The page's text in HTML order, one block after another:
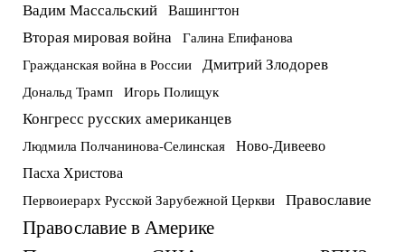
Вадим Массальский Вашингтон
Вторая мировая война Галина Епифанова
Гражданская война в России Дмитрий Злодорев
Дональд Трамп Игорь Полищук
Конгресс русских американцев
Людмила Полчанинова-Селинская Ново-Дивеево
Пасха Христова
Первоиерарх Русской Зарубежной Церкви Православие
Православие в Америке